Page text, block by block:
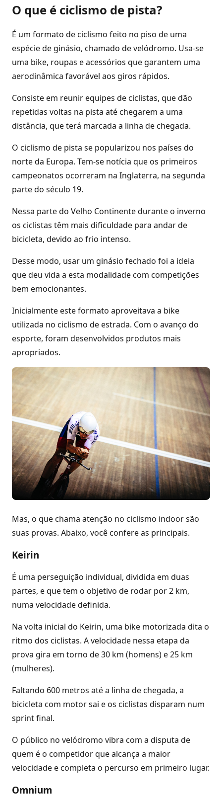
O que é ciclismo de pista?
É um formato de ciclismo feito no piso de uma
espécie de ginásio, chamado de velódromo. Usa-se
uma bike, roupas e acessórios que garantem uma
aerodinâmica favorável aos giros rápidos.
Consiste em reunir equipes de ciclistas, que dão
repetidas voltas na pista até chegarem a uma
distância, que terá marcada a linha de chegada.
O ciclismo de pista se popularizou nos países do
norte da Europa. Tem-se notícia que os primeiros
campeonatos ocorreram na Inglaterra, na segunda
parte do século 19.
Nessa parte do Velho Continente durante o inverno
os ciclistas têm mais dificuldade para andar de
bicicleta, devido ao frio intenso.
Desse modo, usar um ginásio fechado foi a ideia
que deu vida a esta modalidade com competições
bem emocionantes.
Inicialmente este formato aproveitava a bike
utilizada no ciclismo de estrada. Com o avanço do
esporte, foram desenvolvidos produtos mais
apropriados.
Mas, o que chama atenção no ciclismo indoor são
suas provas. Abaixo, você confere as principais.
Keirin
É uma perseguição individual, dividida em duas
partes, e que tem o objetivo de rodar por 2 km,
numa velocidade definida.
Na volta inicial do Keirin, uma bike motorizada dita o
ritmo dos ciclistas. A velocidade nessa etapa da
prova gira em torno de 30 km (homens) e 25 km
(mulheres).
Faltando 600 metros até a linha de chegada, a
bicicleta com motor sai e os ciclistas disparam num
sprint final.
O público no velódromo vibra com a disputa de
quem é o competidor que alcança a maior
velocidade e completa o percurso em primeiro lugar.
Omnium